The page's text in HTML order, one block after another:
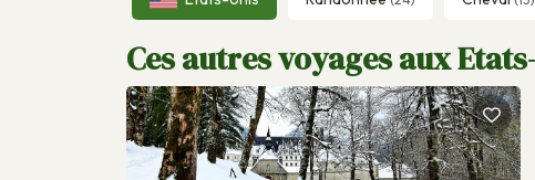
Ces autres voyages aux